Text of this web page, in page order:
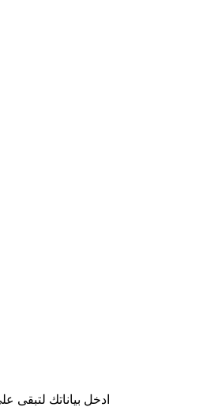
ادخل بياناتك لتبقى